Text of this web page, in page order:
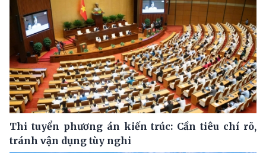
Thi tuyển phương án kiến trúc: Cần tiêu chí rõ,
tránh vận dụng tùy nghi